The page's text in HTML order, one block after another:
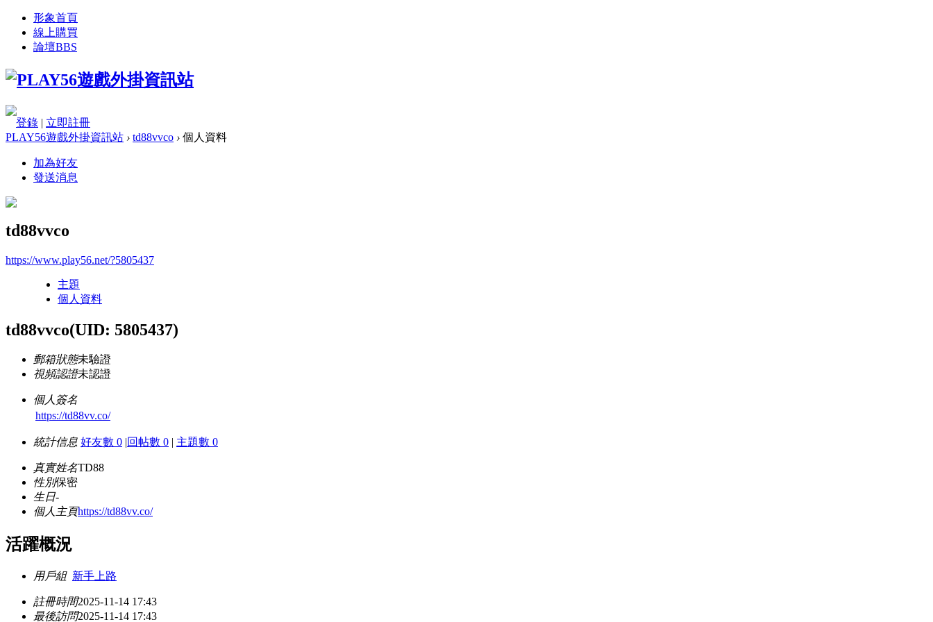
形象首頁
線上購買
論壇BBS
登錄 | 立即註冊
PLAY56遊戲外掛資訊站 › td88vvco › 個人資料
加為好友
發送消息
td88vvco
https://www.play56.net/?5805437
主題
個人資料
td88vvco(UID: 5805437)
郵箱狀態未驗證
視頻認證未認證
個人簽名
https://td88vv.co/
統計信息 好友數 0 |回帖數 0 | 主題數 0
真實姓名TD88
性別保密
生日-
個人主頁https://td88vv.co/
活躍概況
用戶組 新手上路
註冊時間2025-11-14 17:43
最後訪問2025-11-14 17:43